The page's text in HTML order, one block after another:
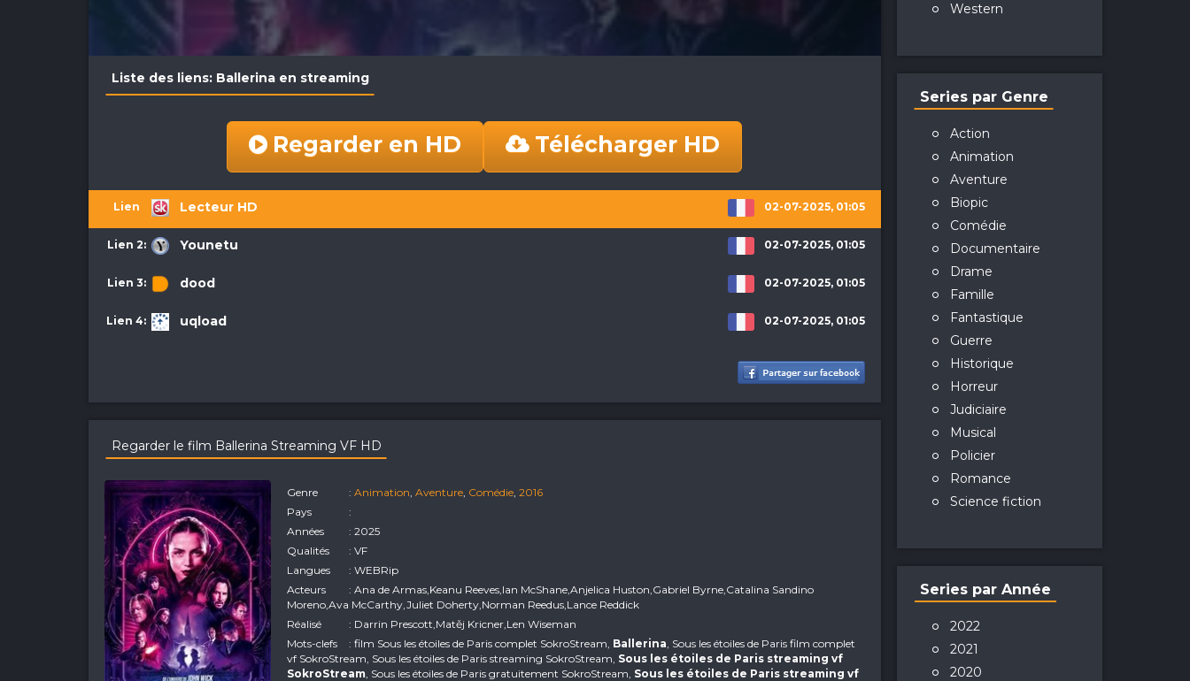
Liste des liens: Ballerina en streaming
Regarder en HD Télécharger HD
Lecteur HD 02-07-2025, 01:05
Younetu 02-07-2025, 01:05
dood 02-07-2025, 01:05
uqload 02-07-2025, 01:05
Regarder le film Ballerina Streaming VF HD
Genre :Animation,Aventure, Comédie,2016
Pays
:
Années
: 2025
Qualités
: VF
Langues
: WEBRip
Acteurs
: Ana de Armas,Keanu Reeves,Ian McShane,Anjelica Huston,Gabriel Byrne,Catalina Sandino
Moreno,Ava McCarthy,Juliet Doherty,Norman Reedus,Lance Reddick
Réalisé
: Darrin Prescott,Matěj Kricner,Len Wiseman
Mots-clefs
: film Sous les étoiles de Paris complet SokroStream, Ballerina, Sous les étoiles de Paris film complet
vf SokroStream, Sous les étoiles de Paris streaming SokroStream, Sous les étoiles de Paris streaming vf
SokroStream, Sous les étoiles de Paris gratuitement SokroStream, Sous les étoiles de Paris streaming vf
Western
Series par Genre
Action
Animation
Aventure
Biopic
Comédie
Documentaire
Drame
Famille
Fantastique
Guerre
Historique
Horreur
Judiciaire
Musical
Policier
Romance
Science fiction
Series par Année
2022
2021
2020